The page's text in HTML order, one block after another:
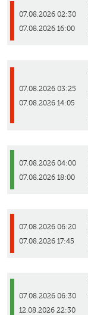
07.08.2026 02:30
07.08.2026 16:00
07.08.2026 03:25
07.08.2026 14:05
07.08.2026 04:00
07.08.2026 18:00
07.08.2026 06:20
07.08.2026 17:45
07.08.2026 06:30
12.08.2026 22:30